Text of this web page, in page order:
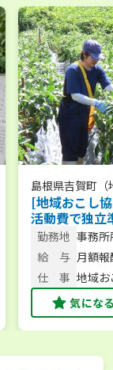
島根県吉賀町
[地域おこし
活動費で独立
水質日本一
験からの就
OK！＞
勤務地 事務
町内
給 与 月額
仕 事 地域
を盛
修員
気にな